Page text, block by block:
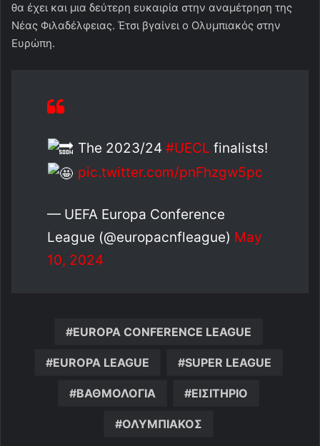
θα έχει και μια δεύτερη ευκαιρία στην αναμέτρηση της
Νέας Φιλαδέλφειας. Έτσι βγαίνει ο Ολυμπιακός στην
Ευρώπη.
The 2023/24 #UECL finalists!
pic.twitter.com/pnFhzgw5pc
— UEFA Europa Conference
League (@europacnfleague) May
10, 2024
EUROPA CONFERENCE LEAGUE
EUROPA LEAGUE SUPER LEAGUE
ΒΑΘΜΟΛΟΓΙΑ ΕΙΣΙΤΗΡΙΟ
ΟΛΥΜΠΙΑΚΟΣ